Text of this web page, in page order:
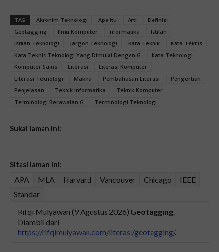
TAG Akronim Teknologi Apa Itu Arti
Definisi
Geotagging
Ilmu Komputer Informatika
Istilah
Istilah Teknologi
Jargon Teknologi Kata Teknik
Kata Teknis
Kata Teknis Teknologi Yang Dimulai Dengan G
Kata Teknologi
Komputer Sains
Literasi
Literasi Komputer
Literasi Teknologi
Makna Pembahasan Literasi
Pengertian
Penjelasan
Teknik Informatika
Teknik Komputer
Terminologi Berawalan G
Terminologi Teknologi
Sukai laman ini:
Sitasi laman ini:
APA MLA Harvard Vancouver Chicago
IEEE
Standar
Rifqi Mulyawan (9 Agustus 2026) Geotagging
Diambil dari
https://rifqimulyawan.com/literasi/geotagging/.